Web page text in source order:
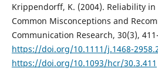
Krippendorff, K. (2004). Reliability in
Common Misconceptions and
Communication Research, 30(3),
https://doi.org/10.1111/j.1468-
https://doi.org/10.1093/hcr/30.3.411